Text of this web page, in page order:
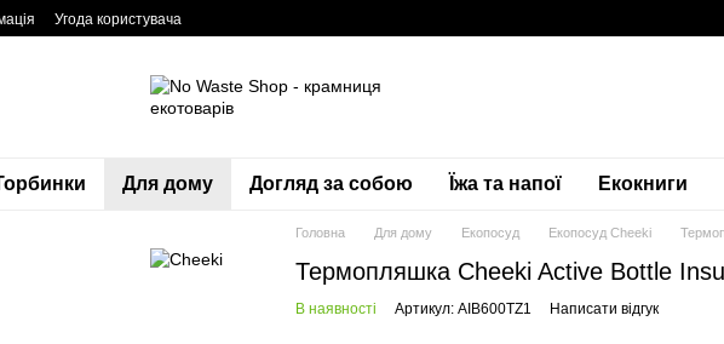
Угода користувача
Для дому Догляд за собою Їжа та напої Екокниги
Головна Для дому Екопосуд Екопосуд Cheeki
Термопляшка Cheeki Active Bottle
В наявності Артикул: AIB600TZ1 Написати відгук